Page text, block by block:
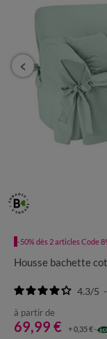
-50% dès 2 articles Code
Housse bachette
4.3/5 -
à partir de
69,99 € + 0,35 €